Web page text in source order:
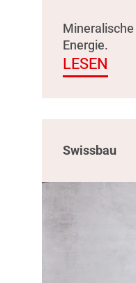
Energie.
LESEN
Swissbau